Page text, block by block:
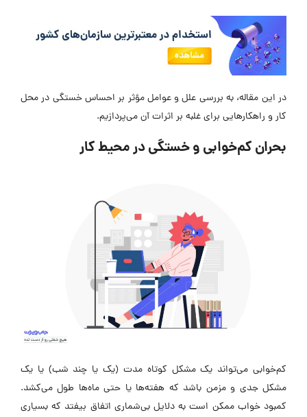
در این مقاله، به بررسی علل و عوامل مؤثر بر احساس خستگی در محل
کار و راهکارهایی برای غلبه بر اثرات آن می‌پردازیم.
بحران کم‌خوابی و خستگی در محیط کار
کم‌خوابی می‌تواند یک مشکل کوتاه مدت (یک یا چند شب) یا یک
مشکل جدی و مزمن باشد که هفته‌ها یا حتی ماه‌ها طول می‌کشد.
کمبود خواب ممکن است به دلایل بی‌شماری اتفاق بیفتد که بسیاری